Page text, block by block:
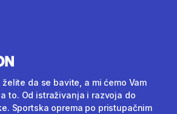
da se bavite, a mi ćemo Vam
to. Od istraživanja i razvoja do
Sportska oprema po pristupačnim